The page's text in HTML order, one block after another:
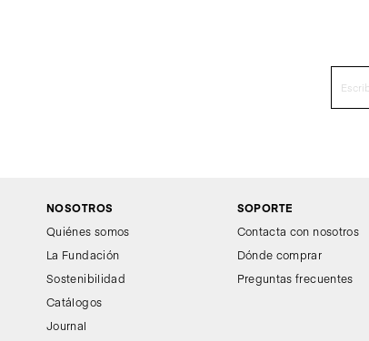
NOSOTROS
Quiénes somos
La Fundación
Sostenibilidad
Catálogos
Journal
SOPORTE
Contacta con nosotros
Dónde comprar
Preguntas frecuentes